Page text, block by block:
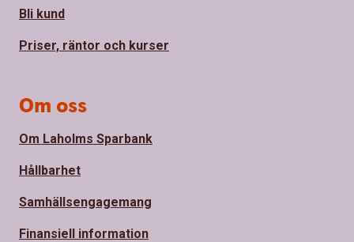
Bli kund
Priser, räntor och kurser
Om oss
Om Laholms Sparbank
Hållbarhet
Samhällsengagemang
Finansiell information